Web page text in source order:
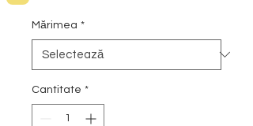
Mărimea *
Cantitate *